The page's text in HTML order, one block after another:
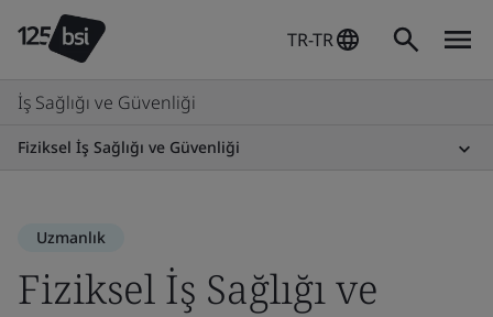
TR-TR
İş Sağlığı ve Güvenliği
Fiziksel İş Sağlığı ve Güvenliği
Uzmanlık
Fiziksel İş Sağlığı ve